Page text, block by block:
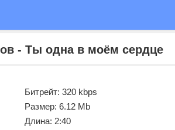
- Ты одна в моём сердце
Битрейт: 320 kbps
Размер: 6.12 Mb
Длина: 2:40